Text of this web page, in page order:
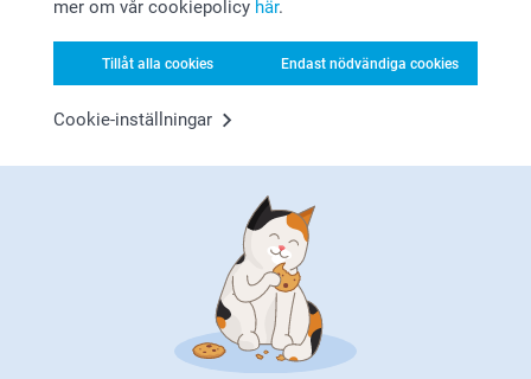
mer om vår cookiepolicy här.
Tillåt alla cookies Endast nödvändiga cookies
Cookie-inställningar
Letar du efter inspiration?
Förstklassig kundservice